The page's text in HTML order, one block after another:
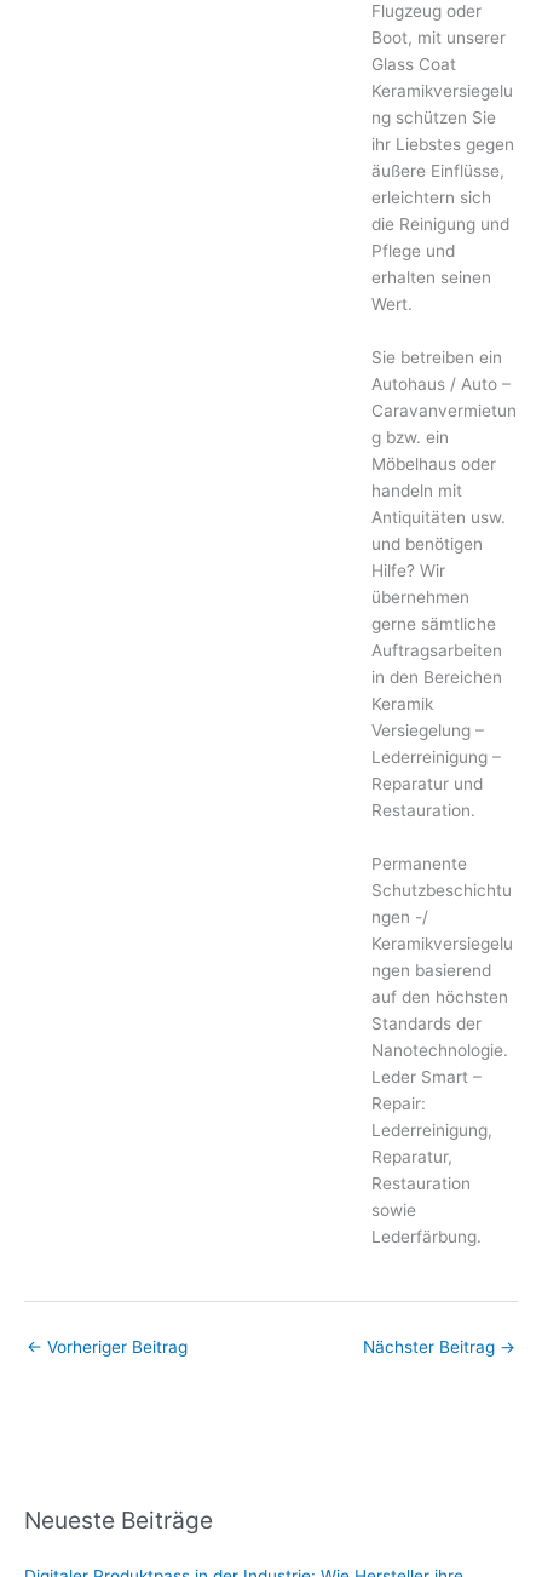
Flugzeug oder
Boot, mit unserer
Glass Coat
Keramikversiegelu
ng schützen Sie
ihr Liebstes gegen
äußere Einflüsse,
erleichtern sich
die Reinigung und
Pflege und
erhalten seinen
Wert.
Sie betreiben ein
Autohaus / Auto –
Caravanvermietun
g bzw. ein
Möbelhaus oder
handeln mit
Antiquitäten usw.
und benötigen
Hilfe? Wir
übernehmen
gerne sämtliche
Auftragsarbeiten
in den Bereichen
Keramik
Versiegelung –
Lederreinigung –
Reparatur und
Restauration.
Permanente
Schutzbeschichtu
ngen -/
Keramikversiegelu
ngen basierend
auf den höchsten
Standards der
Nanotechnologie.
Leder Smart –
Repair:
Lederreinigung,
Reparatur,
Restauration
sowie
Lederfärbung.
← Vorheriger Beitrag Nächster Beitrag →
Neueste Beiträge